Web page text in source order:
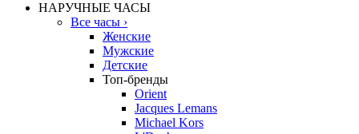
НАРУЧНЫЕ ЧАСЫ
Все часы ›
Женские
Мужские
Детские
Топ-бренды
Orient
Jacques Lemans
Michael Kors